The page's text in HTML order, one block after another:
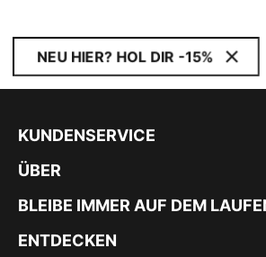
NEU HIER? HOL DIR -15%
KUNDENSERVICE
ÜBER
BLEIBE IMMER AUF DEM
ENTDECKEN